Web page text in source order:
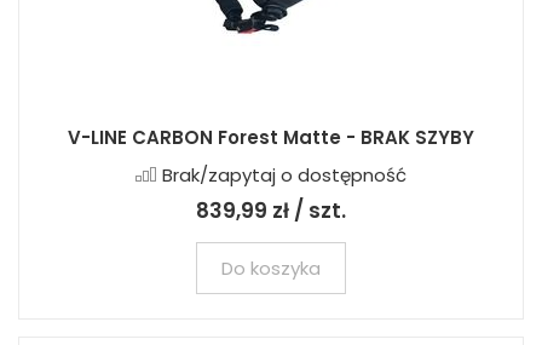
V-LINE CARBON Forest Matte - BRAK SZYBY
Brak/zapytaj o dostępność
839,99 zł / szt.
Do koszyka